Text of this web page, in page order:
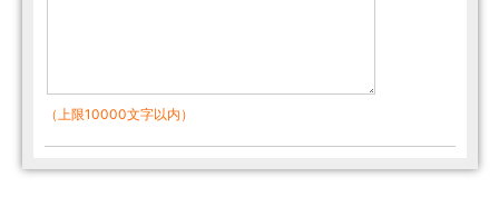
（上限10000文字以内）